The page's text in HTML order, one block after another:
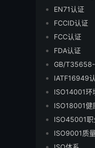
EN71认证
FCCID认证
FCC认证
FDA认证
GB/
IATF16949
ISO14001环
ISO18001健
ISO45001职
ISO9001质